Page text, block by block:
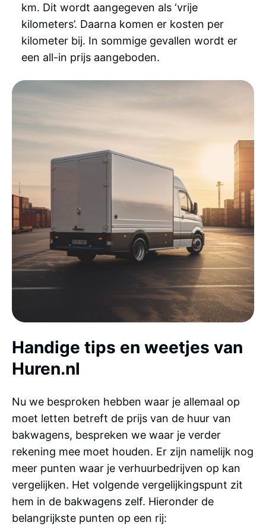
km. Dit wordt aangegeven als ‘vrije
kilometers’. Daarna komen er kosten per
kilometer bij. In sommige gevallen wordt er
een all-in prijs aangeboden.
Handige tips en weetjes van
Huren.nl
Nu we besproken hebben waar je allemaal op
moet letten betreft de prijs van de huur van
bakwagens, bespreken we waar je verder
rekening mee moet houden. Er zijn namelijk nog
meer punten waar je verhuurbedrijven op kan
vergelijken. Het volgende vergelijkingspunt zit
hem in de bakwagens zelf. Hieronder de
belangrijkste punten op een rij: